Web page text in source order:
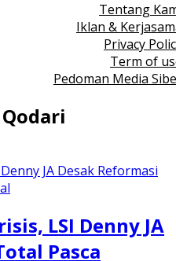
Tentang
Iklan &
Privacy
Term of
Pedoman Media
LSI Denny JA
Pasca